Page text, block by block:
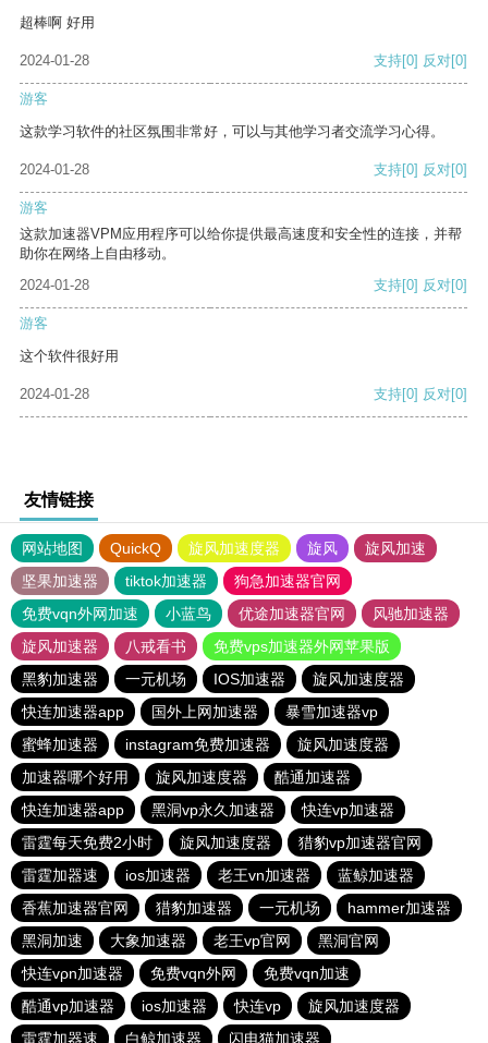
超棒啊 好用
2024-01-28 支持[0] 反对[0]
游客
这款学习软件的社区氛围非常好，可以与其他学习者交流学习心得。
2024-01-28 支持[0] 反对[0]
游客
这款加速器VPM应用程序可以给你提供最高速度和安全性的连接，并帮
助你在网络上自由移动。
2024-01-28
支持[0] 反对[0]
游客
这个软件很好用
2024-01-28 支持[0] 反对[0]
友情链接
网站地图 QuickQ 旋风加速度器 旋风
旋风加速
坚果加速器
tiktok加速器
狗急加速器官网
免费vqn外网加速
小蓝鸟 优途加速器官网
风驰加速器
旋风加速器
八戒看书
免费vps加速器外网苹果版
黑豹加速器
一元机场 IOS加速器
旋风加速度器
快连加速器app
国外上网加速器
暴雪加速器vp
蜜蜂加速器
instagram免费加速器
旋风加速度器
加速器哪个好用
旋风加速度器
酷通加速器
快连加速器app
黑洞vp永久加速器
快连vp加速器
雷霆每天免费2小时
旋风加速度器
猎豹vp加速器官网
雷霆加器速
ios加速器 老王vn加速器
蓝鲸加速器
香蕉加速器官网
猎豹加速器 一元机场
hammer加速器
黑洞加速
大象加速器 老王vp官网
黑洞官网
快连vρn加速器
免费vqn外网
免费vqn加速
酷通vp加速器
ios加速器 快连vp
旋风加速度器
雷霆加器速
白鲸加速器 闪电猫加速器